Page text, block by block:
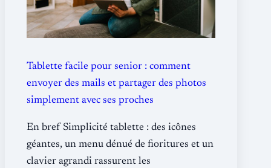
Tablette facile pour senior : comment
envoyer des mails et partager des photos
simplement avec ses proches
En bref Simplicité tablette : des icônes
géantes, un menu dénué de fioritures et un
clavier agrandi rassurent les